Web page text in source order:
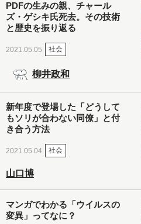
PDFの生みの親、チャール
ズ・ゲシキ氏死去。その技術
と歴史を振り返る
2021.05.05 社会
柳井政和
新年度で登場した「どうして
もソリが合わない同僚」と付
き合う方法
2021.05.04 社会
山口博
マンガでわかる「ウイルスの
変異」ってなに？